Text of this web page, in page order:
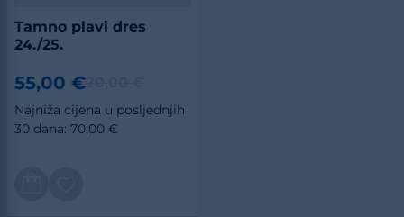
Tamno plavi dres
24./25.
55,00 €
Najniža cijena u posljednjih
30 dana: 70,00 €